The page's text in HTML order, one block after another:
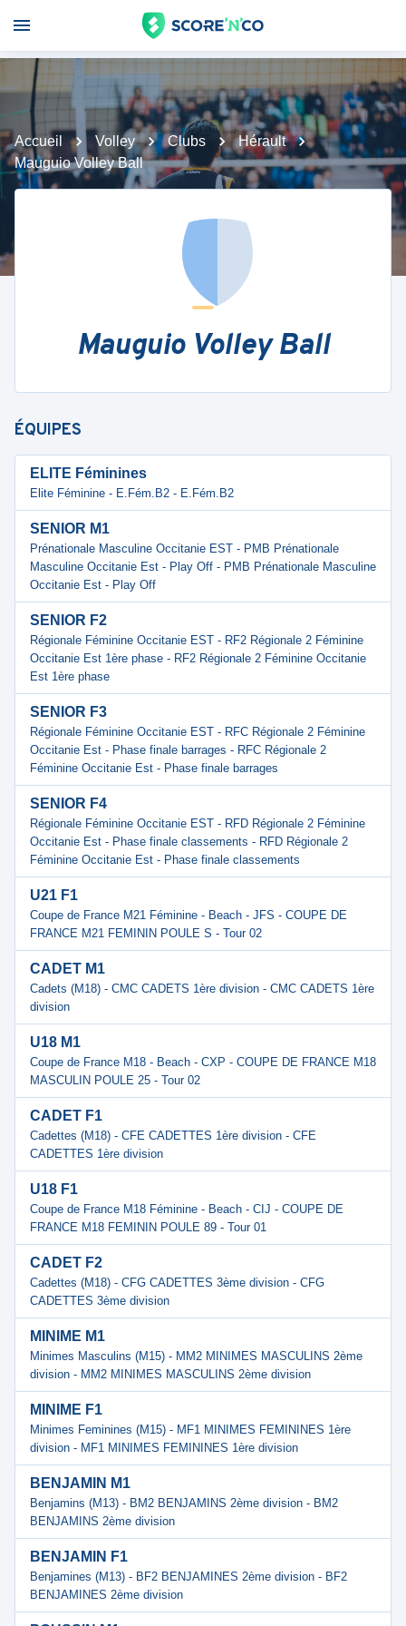
Accueil Volley Clubs
Hérault
Mauguio Volley Ball
Mauguio Volley Ball
ÉQUIPES
ELITE Féminines
Elite Féminine - E.Fém.B2 - E.Fém.B2
SENIOR M1
Prénationale Masculine Occitanie EST - PMB Prénationale
Masculine Occitanie Est - Play Off - PMB Prénationale Masculine
Occitanie Est - Play Off
SENIOR F2
Régionale Féminine Occitanie EST - RF2 Régionale 2 Féminine
Occitanie Est 1ère phase - RF2 Régionale 2 Féminine Occitanie
Est 1ère phase
SENIOR F3
Régionale Féminine Occitanie EST - RFC Régionale 2 Féminine
Occitanie Est - Phase finale barrages - RFC Régionale 2
Féminine Occitanie Est - Phase finale barrages
SENIOR F4
Régionale Féminine Occitanie EST - RFD Régionale 2 Féminine
Occitanie Est - Phase finale classements - RFD Régionale 2
Féminine Occitanie Est - Phase finale classements
U21 F1
Coupe de France M21 Féminine - Beach - JFS - COUPE DE
FRANCE M21 FEMININ POULE S - Tour 02
CADET M1
Cadets (M18) - CMC CADETS 1ère division - CMC CADETS 1ère
division
U18 M1
Coupe de France M18 - Beach - CXP - COUPE DE FRANCE M18
MASCULIN POULE 25 - Tour 02
CADET F1
Cadettes (M18) - CFE CADETTES 1ère division - CFE
CADETTES 1ère division
U18 F1
Coupe de France M18 Féminine - Beach - CIJ - COUPE DE
FRANCE M18 FEMININ POULE 89 - Tour 01
CADET F2
Cadettes (M18) - CFG CADETTES 3ème division - CFG
CADETTES 3ème division
MINIME M1
Minimes Masculins (M15) - MM2 MINIMES MASCULINS 2ème
division - MM2 MINIMES MASCULINS 2ème division
MINIME F1
Minimes Feminines (M15) - MF1 MINIMES FEMININES 1ère
division - MF1 MINIMES FEMININES 1ère division
BENJAMIN M1
Benjamins (M13) - BM2 BENJAMINS 2ème division - BM2
BENJAMINS 2ème division
BENJAMIN F1
Benjamines (M13) - BF2 BENJAMINES 2ème division - BF2
BENJAMINES 2ème division